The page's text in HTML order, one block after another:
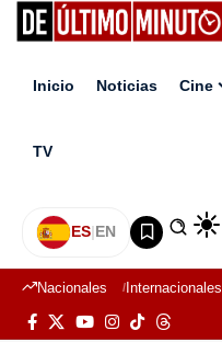
Inicio Noticias Cine
TV
ES|EN
Nacionales Internacionales